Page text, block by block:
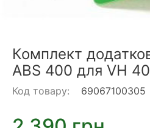
Комплект
ABS 400 для VH
Код товару: 69067100305